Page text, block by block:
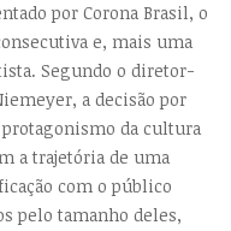
por Corona Brasil, o
e, mais uma
Segundo o diretor-
a decisão por
da cultura
a trajetória de uma
com o público
pelo tamanho deles,